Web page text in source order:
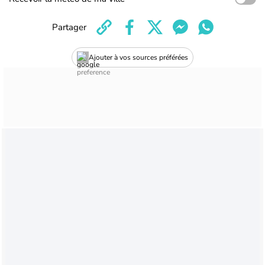
Ajouter à vos sources préférées
Partager